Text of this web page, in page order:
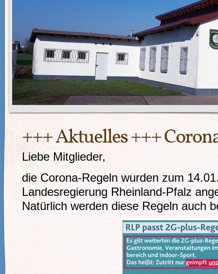
+++ Aktuelles +++
Liebe Mitglieder,
die Corona-Regeln wurden zum
Landesregierung Rheinland-Pfalz
Natürlich werden diese Regeln auch